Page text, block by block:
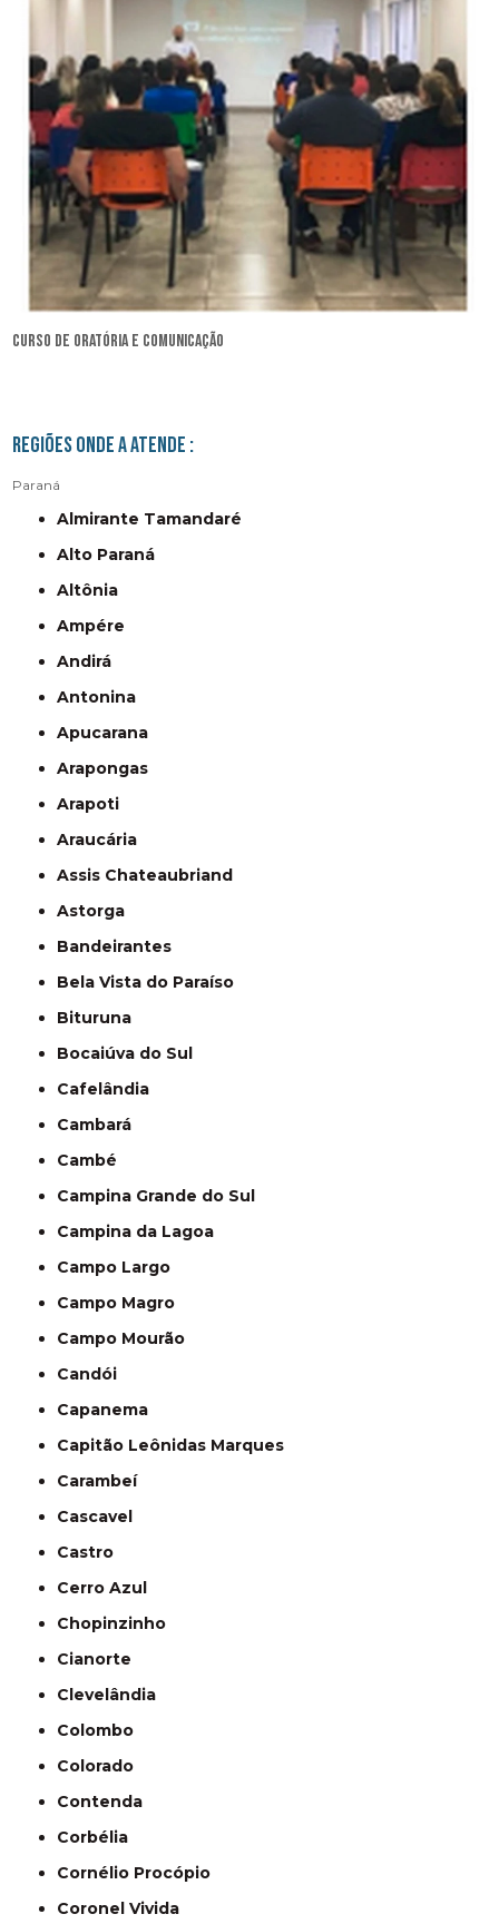
curso de oratória e comunicação
Regiões onde a atende :
Paraná
Almirante Tamandaré
Alto Paraná
Altônia
Ampére
Andirá
Antonina
Apucarana
Arapongas
Arapoti
Araucária
Assis Chateaubriand
Astorga
Bandeirantes
Bela Vista do Paraíso
Bituruna
Bocaiúva do Sul
Cafelândia
Cambará
Cambé
Campina Grande do Sul
Campina da Lagoa
Campo Largo
Campo Magro
Campo Mourão
Candói
Capanema
Capitão Leônidas Marques
Carambeí
Cascavel
Castro
Cerro Azul
Chopinzinho
Cianorte
Clevelândia
Colombo
Colorado
Contenda
Corbélia
Cornélio Procópio
Coronel Vivida